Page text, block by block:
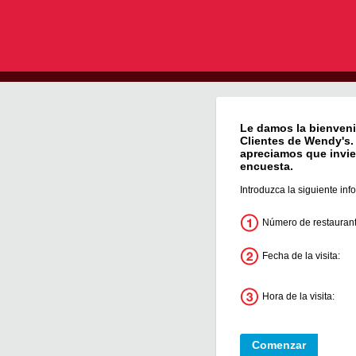
Le damos la
Clientes deWendy's
apreciamos que
encuesta.
Introduzca la siguiente
Número de
Fecha de la visita:
Hora de la visita: